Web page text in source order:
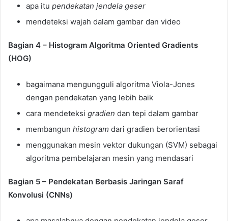
apa itu pendekatan jendela geser
mendeteksi wajah dalam gambar dan video
Bagian 4 – Histogram Algoritma Oriented Gradients
(HOG)
bagaimana mengungguli algoritma Viola-Jones
dengan pendekatan yang lebih baik
cara mendeteksi gradien dan tepi dalam gambar
membangun histogram dari gradien berorientasi
menggunakan mesin vektor dukungan (SVM) sebagai
algoritma pembelajaran mesin yang mendasari
Bagian 5 – Pendekatan Berbasis Jaringan Saraf
Konvolusi (CNNs)